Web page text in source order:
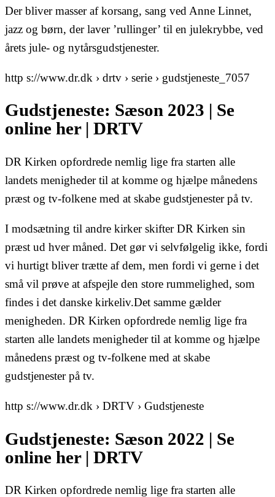
Der bliver masser af korsang, sang ved Anne Linnet,
jazz og børn, der laver ’rullinger’ til en julekrybbe, ved
årets jule- og nytårsgudstjenester.
http s://www.dr.dk › drtv › serie › gudstjeneste_7057
Gudstjeneste: Sæson 2023 | Se
online her | DRTV
DR Kirken opfordrede nemlig lige fra starten alle
landets menigheder til at komme og hjælpe månedens
præst og tv-folkene med at skabe gudstjenester på tv.
I modsætning til andre kirker skifter DR Kirken sin
præst ud hver måned. Det gør vi selvfølgelig ikke, fordi
vi hurtigt bliver trætte af dem, men fordi vi gerne i det
små vil prøve at afspejle den store rummelighed, som
findes i det danske kirkeliv.Det samme gælder
menigheden. DR Kirken opfordrede nemlig lige fra
starten alle landets menigheder til at komme og hjælpe
månedens præst og tv-folkene med at skabe
gudstjenester på tv.
http s://www.dr.dk › DRTV › Gudstjeneste
Gudstjeneste: Sæson 2022 | Se
online her | DRTV
DR Kirken opfordrede nemlig lige fra starten alle